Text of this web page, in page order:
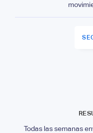
Todas las semanas